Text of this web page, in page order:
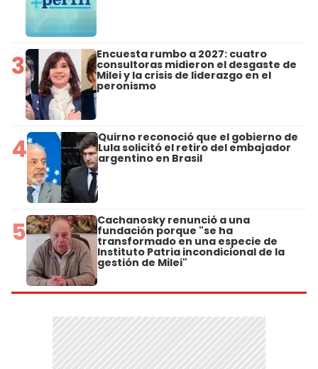
3 Encuesta rumbo a 2027: cuatro
consultoras midieron el desgaste de
Milei y la crisis de liderazgo en el
peronismo
4 Quirno reconoció que el gobierno de
Lula solicitó el retiro del embajador
argentino en Brasil
5 Cachanosky renunció a una
fundación porque "se ha
transformado en una especie de
Instituto Patria incondicional de la
gestión de Milei"